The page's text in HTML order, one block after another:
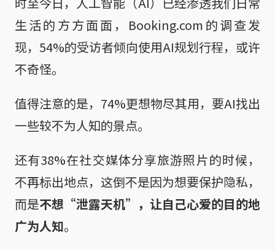
生活的方方面面，Booking.com的调查发
现，54%的受访者倾向使用AI规划行程，或许
不奇怪。
值得注意的是，74%更想物尽其用，要AI找出
一些较不为人知的景点。
还有38%在社交媒体分享旅游照片的时候，
不再标出地点，这倒不是因为想要保护隐私，
而是不想“泄露天机”，让自己心爱的目的地
广为人知。